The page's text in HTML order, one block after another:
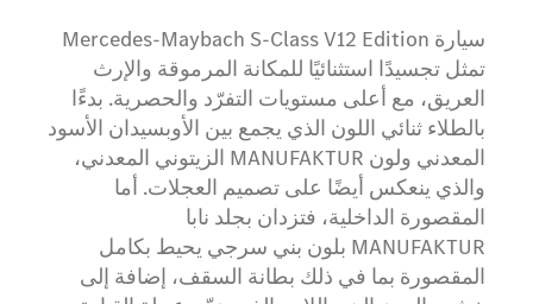
سيارة Mercedes-Maybach S-Class V12 Edition
تمثل تجسيدًا استثنائيًا للمكانة المرموقة والإرث
العريق، مع أعلى مستويات التفرّد والحصرية. بدءًا
بالطلاء ثنائي اللون الذي يجمع بين الأوبسيدان الأسود
المعدني ولون MANUFAKTUR الزيتوني المعدني،
والذي ينعكس أيضًا على تصميم العجلات. أما
المقصورة الداخلية، فتزدان بجلد نابا
MANUFAKTUR بلون بني سرجي يحيط بكامل
المقصورة بما في ذلك بطانة السقف، إضافة إلى